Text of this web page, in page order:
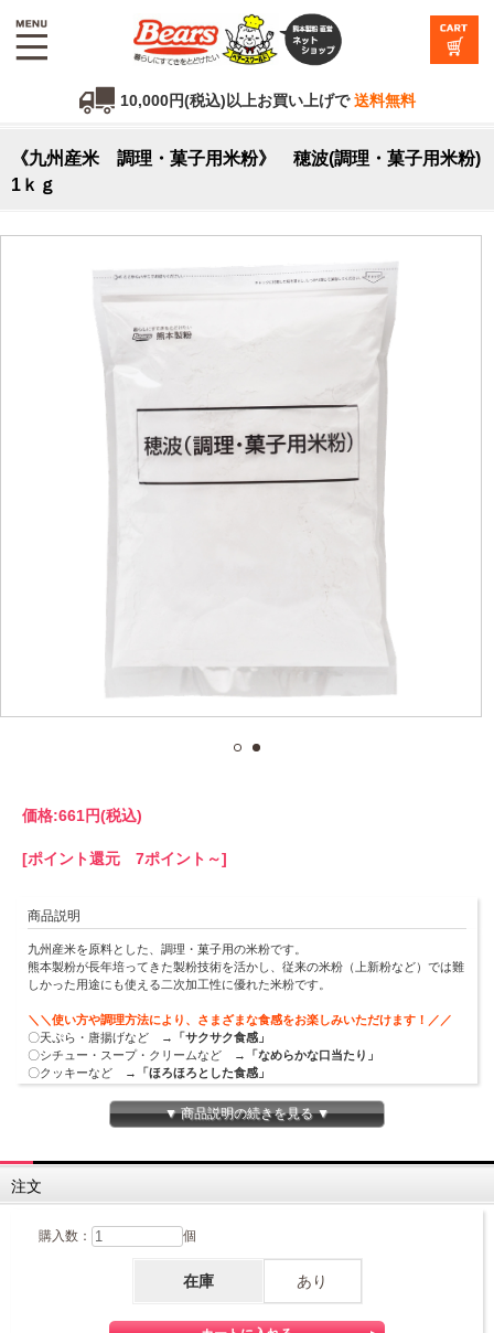
10,000円(税込)以上お買い上げで送料無料
《九州産米 調理・菓子用米粉》 穂波(調理・菓子用米粉)
1ｋｇ
価格:661円(税込)
[ポイント還元 7ポイント～]
商品説明
九州産米を原料とした、調理・菓子用の米粉です。
熊本製粉が長年培ってきた製粉技術を活かし、従来の米粉（上新粉など）では難
しかった用途にも使える二次加工性に優れた米粉です。
＼＼使い方や調理方法により、さまざまな食感をお楽しみいただけます！／／
〇天ぷら・唐揚げなど →
「サクサク食感」
〇シチュー・スープ・クリームなど →
「なめらかな口当たり」
〇クッキーなど →
「ほろほろとした食感」
▼ 商品説明の続きを見る ▼
注文
購入数： 個
在庫 あり